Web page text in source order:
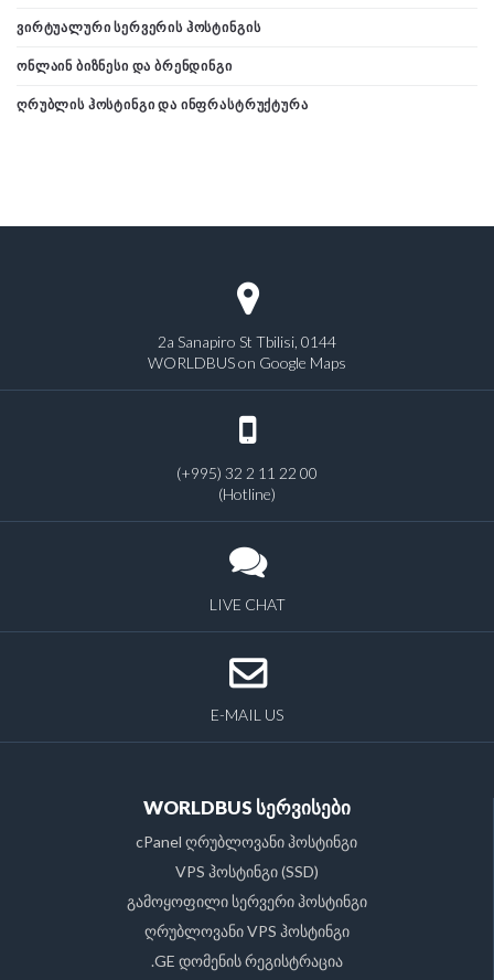
ᲕᲘᲠᲢᲣᲐᲚᲣᲠᲘ ᲡᲔᲠᲕᲔᲠᲘᲡ ᲰᲝᲡᲢᲘᲜᲒᲘᲡ
ᲝᲜᲚᲐᲘᲜ ᲑᲘᲖᲜᲔᲡᲘ ᲓᲐ ᲑᲠᲔᲜᲓᲘᲜᲒᲘ
ᲦᲠᲣᲑᲚᲘᲡ ᲰᲝᲡᲢᲘᲜᲒᲘ ᲓᲐ ᲘᲜᲤᲠᲐᲡᲢᲠᲣᲥᲢᲣᲠᲐ
2a Sanapiro St Tbilisi, 0144
WORLDBUS on Google Maps
(+995) 32 2 11 22 00
(Hotline)
LIVE CHAT
E-MAIL US
WORLDBUS სერვისები
cPanel ღრუბლოვანი ჰოსტინგი
VPS ჰოსტინგი (SSD)
გამოყოფილი სერვერი ჰოსტინგი
ღრუბლოვანი VPS ჰოსტინგი
.GE დომენის რეგისტრაცია